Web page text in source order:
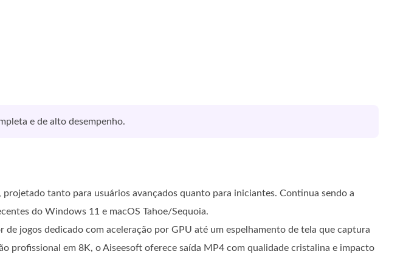
e de alto desempenho.
tanto para usuários avançados quanto para iniciantes. Continua sendo a
do Windows 11 e macOS Tahoe/Sequoia.
jogos dedicado com aceleração por GPU até um espelhamento de tela que captura
profissional em 8K, o Aiseesoft oferece saída MP4 com qualidade cristalina e impacto